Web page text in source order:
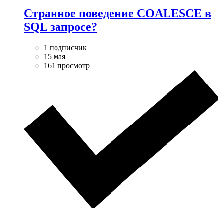
Странное поведение COALESCE в
SQL запросе?
1 подписчик
15 мая
161 просмотр